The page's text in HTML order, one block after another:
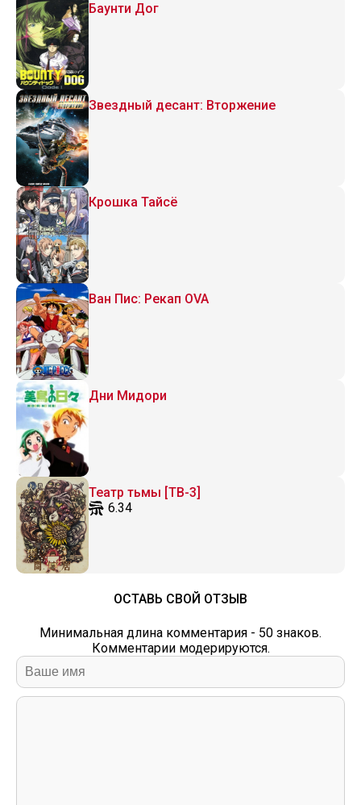
Баунти Дог
Звездный десант: Вторжение
Крошка Тайсё
Ван Пис: Рекап OVA
Дни Мидори
Театр тьмы [ТВ-3]
6.34
ОСТАВЬ СВОЙ ОТЗЫВ
Минимальная длина комментария - 50 знаков.
Комментарии модерируются.